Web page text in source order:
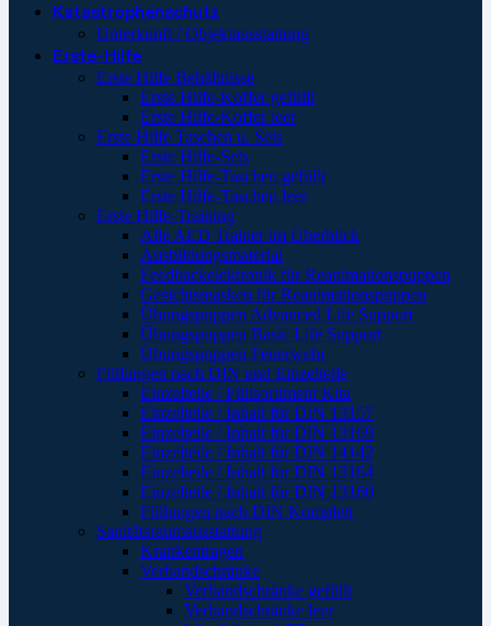
Katastrophenschutz
Unterkunft / Objektausstattung
Erste-Hilfe
Erste Hilfe Behältnisse
Erste Hilfe-Koffer gefüllt
Erste Hilfe-Koffer leer
Erste Hilfe Taschen u. Sets
Erste Hilfe-Sets
Erste Hilfe-Taschen gefüllt
Erste Hilfe-Taschen leer
Erste Hilfe-Training
Alle AED Trainer im Überblick
Ausbildungsmaterial
Feedbackelektronik für Reanimationspuppen
Gesichtsmasken für Reanimationspuppen
Übungspuppen Advanced Life Support
Übungspuppen Basic Life Support
Übungspuppen Feuerwehr
Füllungen nach DIN und Einzelteile
Einzelteile / Füllsortiment Kita
Einzelteile / Inhalt für DIN 13157
Einzelteile / Inhalt für DIN 13169
Einzelteile / Inhalt für DIN 14142
Einzelteile / Inhalt für DIN 13164
Einzelteile / Inhalt für DIN 13160
Füllungen nach DIN Komplett
Sanitätsraumausstattung
Krankentragen
Verbandschränke
Verbandschränke gefüllt
Verbandschränke leer